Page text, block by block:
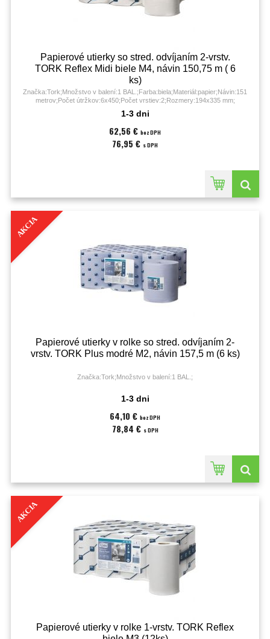
Papierové utierky so stred. odvíjaním 2-vrstv.
TORK Reflex Midi biele M4, návin 150,75 m ( 6
ks)
Značka:Tork;Množstvo v balení:1 BAL.;Farba:biela;Materiál:papier;Návin:151
metrov;Počet útržkov:6x450;Počet vrstiev:2;Rozmery:194x335 mm;
1-3 dni
62,56 € bez DPH
76,95 € s DPH
AKCIA
Papierové utierky v rolke so stred. odvíjaním 2-
vrstv. TORK Plus modré M2, návin 157,5 m (6 ks)
Značka:Tork;Množstvo v balení:1 BAL.;
1-3 dni
64,10 € bez DPH
78,84 € s DPH
AKCIA
Papierové utierky v rolke 1-vrstv. TORK Reflex